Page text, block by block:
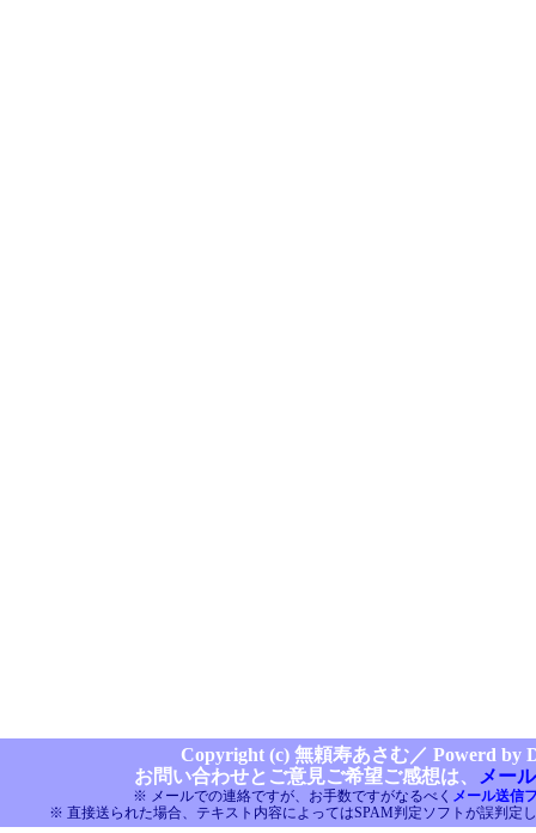
Copyright (c) 無頼寿あさむ／ Powerd by
お問い合わせとご意見ご希望ご感想は、
メー
※ メールでの連絡ですが、お手数ですがなるべく メール送信
※ 直接送られた場合、テキスト内容によってはSPAM判定ソフトが誤判定